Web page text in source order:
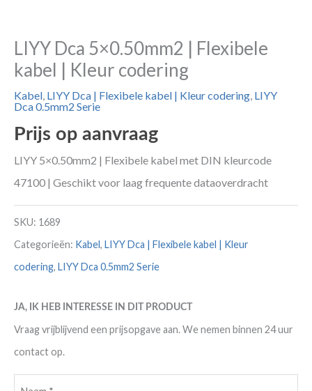
LIYY Dca 5×0.50mm2 | Flexibele
kabel | Kleur codering
Kabel, LIYY Dca | Flexibele kabel | Kleur codering, LIYY
Dca 0.5mm2 Serie
Prijs op aanvraag
LIYY 5×0.50mm2 | Flexibele kabel met DIN kleurcode
47100 | Geschikt voor laag frequente dataoverdracht
SKU: 1689
Categorieën: Kabel, LIYY Dca | Flexibele kabel | Kleur
codering, LIYY Dca 0.5mm2 Serie
JA, IK HEB INTERESSE IN DIT PRODUCT
Vraag vrijblijvend een prijsopgave aan. We nemen binnen 24 uur
contact op.
(Vereist)